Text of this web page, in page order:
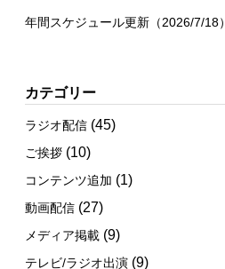
年間スケジュール更新（2026/7/18）
カテゴリー
ラジオ配信 (45)
ご挨拶 (10)
コンテンツ追加 (1)
動画配信 (27)
メディア掲載 (9)
テレビ/ラジオ出演 (9)